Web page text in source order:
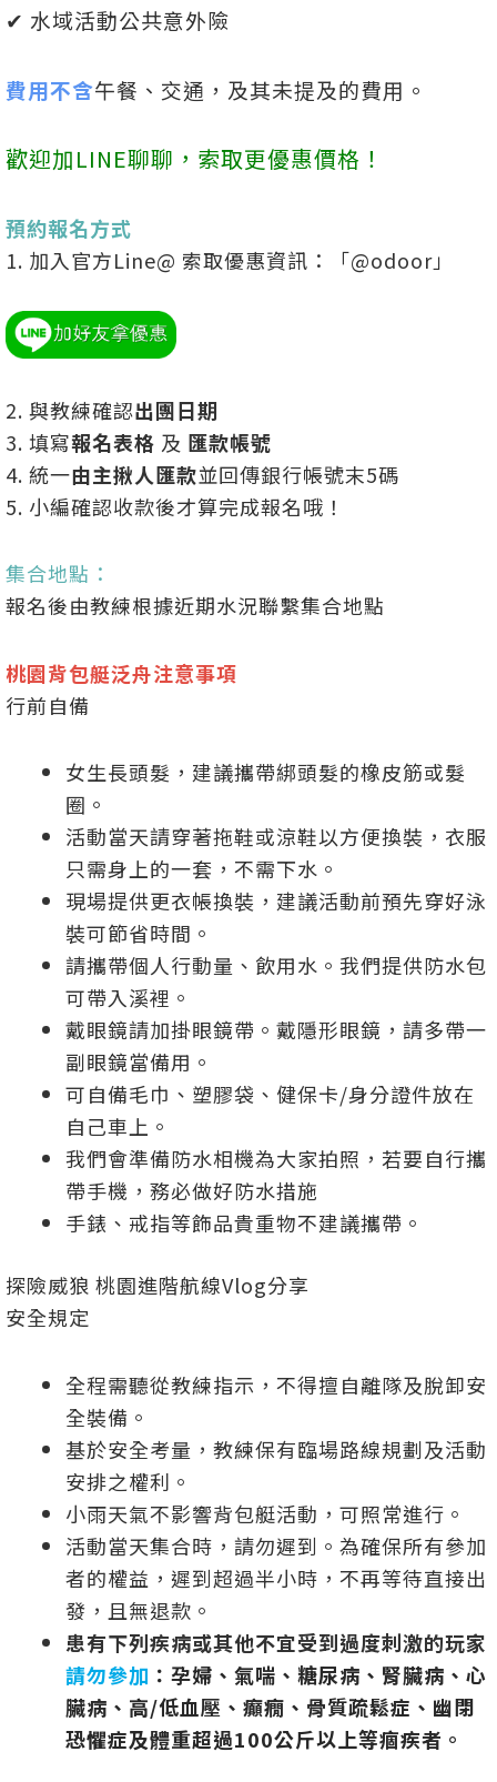
✔ 水域活動公共意外險
費用不含午餐、交通，及其未提及的費用。
歡迎加LINE聊聊，索取更優惠價格！
預約報名方式
1. 加入官方Line@ 索取優惠資訊：「@odoor」
2. 與教練確認出團日期
3. 填寫報名表格 及 匯款帳號
4. 統一由主揪人匯款並回傳銀行帳號末5碼
5. 小編確認收款後才算完成報名哦！
集合地點：
報名後由教練根據近期水況聯繫集合地點
桃園背包艇泛舟注意事項
行前自備
女生長頭髮，建議攜帶綁頭髮的橡皮筋或髮
圈。
活動當天請穿著拖鞋或涼鞋以方便換裝，衣服
只需身上的一套，不需下水。
現場提供更衣帳換裝，建議活動前預先穿好泳
裝可節省時間。
請攜帶個人行動量、飲用水。我們提供防水包
可帶入溪裡。
戴眼鏡請加掛眼鏡帶。戴隱形眼鏡，請多帶一
副眼鏡當備用。
可自備毛巾、塑膠袋、健保卡/身分證件放在
自己車上。
我們會準備防水相機為大家拍照，若要自行攜
帶手機，務必做好防水措施
手錶、戒指等飾品貴重物不建議攜帶。
探險威狼 桃園進階航線Vlog分享
安全規定
全程需聽從教練指示，不得擅自離隊及脫卸安
全裝備。
基於安全考量，教練保有臨場路線規劃及活動
安排之權利。
小雨天氣不影響背包艇活動，可照常進行。
活動當天集合時，請勿遲到。為確保所有參加
者的權益，遲到超過半小時，不再等待直接出
發，且無退款。
患有下列疾病或其他不宜受到過度刺激的玩家
請勿參加 ：孕婦、氣喘、糖尿病、腎臟病、心
臟病、高/低血壓、癲癇、骨質疏鬆症、幽閉
恐懼症及體重超過100公斤以上等痼疾者。